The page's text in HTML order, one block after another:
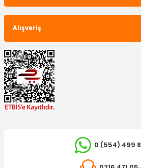
Alışveriş
0 (554) 499